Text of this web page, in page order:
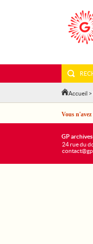
Accueil >
Vous n'avez
GP archives
24 rue du